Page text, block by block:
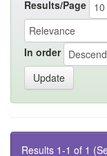
Results/Page
In order
Results 1-1 of 1